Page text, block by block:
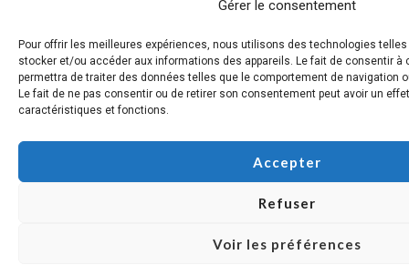
Gérer le consentement
Pour offrir les meilleures expériences, nous utilisons des technologies
stocker et/ou accéder aux informations des appareils. Le fait de consentir à
permettra de traiter des données telles que le comportement de navigation
Le fait de ne pas consentir ou de retirer son consentement peut avoir un
caractéristiques et fonctions.
Accepter
Refuser
Voir les préférences